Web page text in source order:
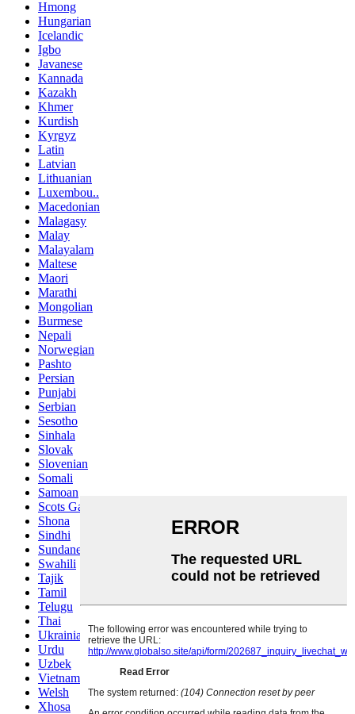
Hmong
Hungarian
Icelandic
Igbo
Javanese
Kannada
Kazakh
Khmer
Kurdish
Kyrgyz
Latin
Latvian
Lithuanian
Luxembou..
Macedonian
Malagasy
Malay
Malayalam
Maltese
Maori
Marathi
Mongolian
Burmese
Nepali
Norwegian
Pashto
Persian
Punjabi
Serbian
Sesotho
Sinhala
Slovak
Slovenian
Somali
Samoan
Scots Gaelic
Shona
Sindhi
Sundanese
Swahili
Tajik
Tamil
Telugu
Thai
Ukrainian
Urdu
Uzbek
Vietnamese
Welsh
Xhosa